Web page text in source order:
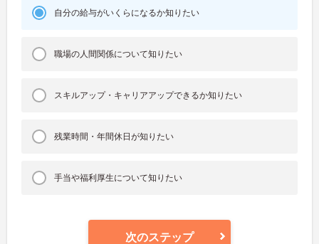
自分の給与がいくらになるか知りたい
職場の人間関係について知りたい
スキルアップ・キャリアアップできるか知りたい
残業時間・年間休日が知りたい
手当や福利厚生について知りたい
次のステップ